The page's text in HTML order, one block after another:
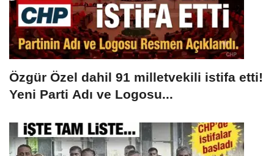
Özgür Özel dahil 91 milletvekili istifa etti!
Yeni Parti Adı ve Logosu...